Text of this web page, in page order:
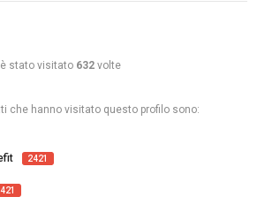
è stato visitato 632 volte
che hanno visitato questo profilo sono:
2421